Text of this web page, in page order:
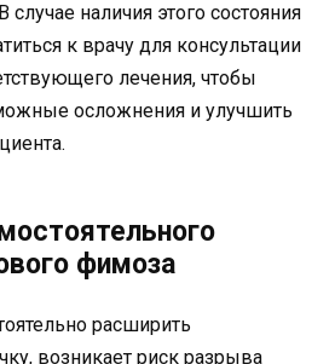
наличия этого состояния
к врачу для консультации
лечения, чтобы
осложнения и улучшить
фимоза
расширить
возникает риск разрыва